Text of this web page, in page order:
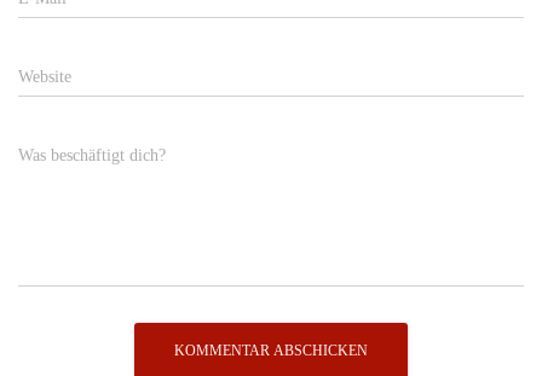
Website
Was beschäftigt dich?